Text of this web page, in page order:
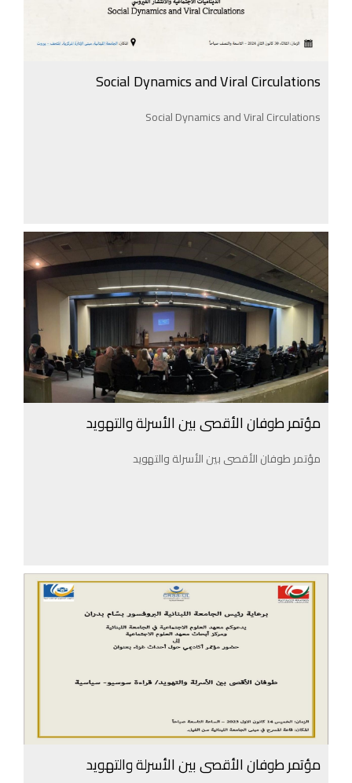
Social Dynamics and Viral Circulations
Social Dynamics and Viral Circulations
مؤتمر طوفان الأقصى بين الأسرلة والتهويد
مؤتمر طوفان الأقصى بين الأسرلة والتهويد
مؤتمر طوفان الأقصى بين الأسرلة والتهويد